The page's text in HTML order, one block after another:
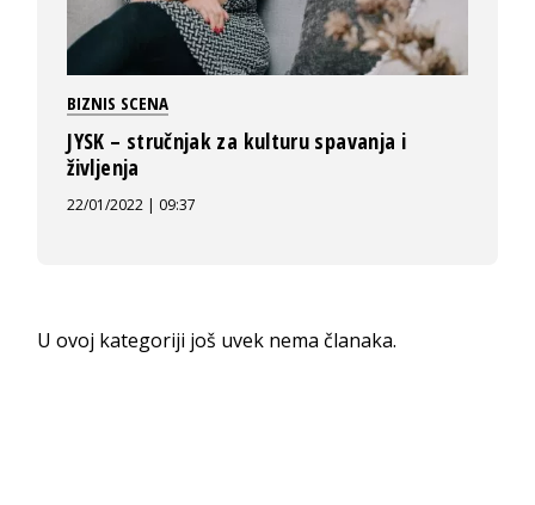
BIZNIS SCENA
JYSK – stručnjak za kulturu spavanja i
življenja
22/01/2022 | 09:37
U ovoj kategoriji još uvek nema članaka.